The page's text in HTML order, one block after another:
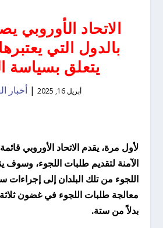
الاتحاد الأوروبي
بالدول التي
يتعلق بسياسة
أبريل 16, 2025 |أخبار
لأول مرة، يقدم الاتحاد الأوروبي
الآمنة لتقديم طلبات اللجوء، وسوف
اللجوء من تلك البلدان إلى إجراءات
معالجة طلبات اللجوء في غضون
بدلاً من ستة.